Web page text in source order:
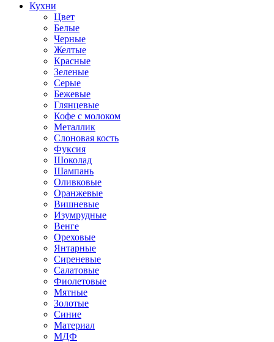
Кухни
Цвет
Белые
Черные
Желтые
Красные
Зеленые
Серые
Бежевые
Глянцевые
Кофе с молоком
Металлик
Слоновая кость
Фуксия
Шоколад
Шампань
Оливковые
Оранжевые
Вишневые
Изумрудные
Венге
Ореховые
Янтарные
Сиреневые
Салатовые
Фиолетовые
Мятные
Золотые
Синие
Материал
МДФ